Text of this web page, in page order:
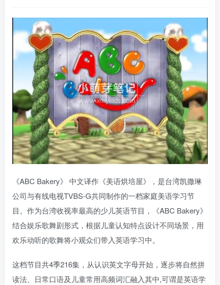
《ABC Bakery》 中文译作《美语烘培屋》，是台湾凯撒琳
公司与有线电视TVBS-G共同制作的一档家庭美语学习节
目。作为台湾收视率最高的少儿英语节目，《ABC Bakery》
结合娱乐歌舞剧形式，根据儿童认知特点设计不同场景，用
欢乐动听的歌舞将小观众们带入英语学习中。
这档节目共4季216集，从认识英文字母开始，逐步将自然拼
读法、日常口语及儿童常用高频词汇融入其中,可谓是英语学